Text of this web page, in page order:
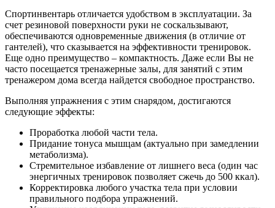
Спортинвентарь отличается удобством в эксплуатации. За
счет резиновой поверхности руки не соскальзывают,
обеспечиваются одновременные движения (в отличие от
гантелей), что сказывается на эффективности тренировок.
Еще одно преимущество – компактность. Даже если Вы не
часто посещается тренажерные залы, для занятий с этим
тренажером дома всегда найдется свободное пространство.
Выполняя упражнения с этим снарядом, достигаются
следующие эффекты:
Проработка любой части тела.
Придание тонуса мышцам (актуально при замедлении
метаболизма).
Стремительное избавление от лишнего веса (один час
энергичных тренировок позволяет сжечь до 500 ккал).
Корректировка любого участка тела при условии
правильного подбора упражнений.